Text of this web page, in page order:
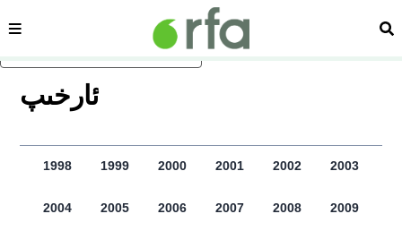
asasliq mezmungha atlang
sehipe
ﺋﺎﺭﺧﯩﭗ
1998 1999 2000 2001 2002 2003
2004 2005 2006 2007 2008 2009